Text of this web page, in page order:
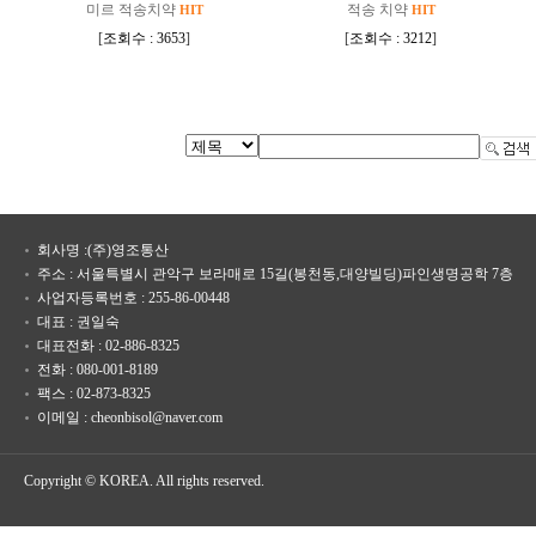
미르 적송치약 HIT
[조회수 : 3653]
적송 치약 HIT
[조회수 : 3212]
회사명 :(주)영조통산
주소 : 서울특별시 관악구 보라매로 15길(봉천동,대양빌딩)파인생명공학 7층
사업자등록번호 : 255-86-00448
대표 : 권일숙
대표전화 : 02-886-8325
전화 : 080-001-8189
팩스 : 02-873-8325
이메일 : cheonbisol@naver.com
Copyright © KOREA. All rights reserved.